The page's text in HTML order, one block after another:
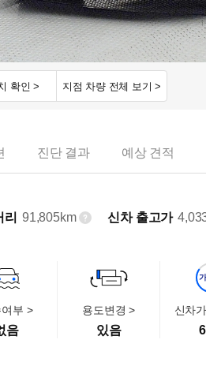
확인 > 지점 차량 전체 보기 >
진단 결과 예상 견적
리 91,805km 신차 출고가
부 >
음
용도변경 >
있음
신차